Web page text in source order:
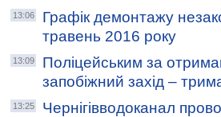
13:06
Графік демонтажу
травень 2016 року
13:09
Поліцейським за
запобіжний захід –
13:25 Чернігівводоканал